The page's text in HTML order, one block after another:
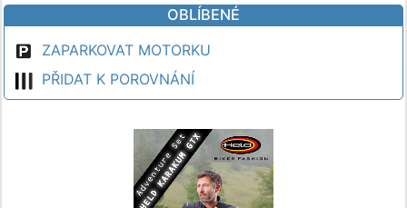
OBLÍBENÉ
ZAPARKOVAT MOTORKU
PŘIDAT K POROVNÁNÍ